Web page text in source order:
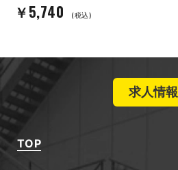
￥5,740 (税込)
求人情報
TOP